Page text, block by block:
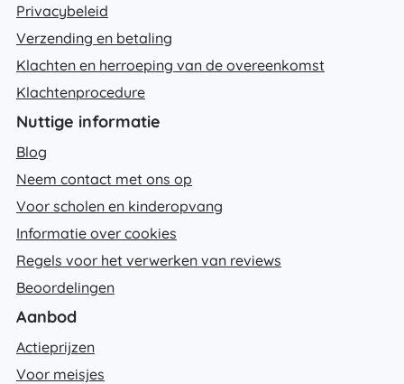
Privacybeleid
Verzending en betaling
Klachten en herroeping van de overeenkomst
Klachtenprocedure
Nuttige informatie
Blog
Neem contact met ons op
Voor scholen en kinderopvang
Informatie over cookies
Regels voor het verwerken van reviews
Beoordelingen
Aanbod
Actieprijzen
Voor meisjes